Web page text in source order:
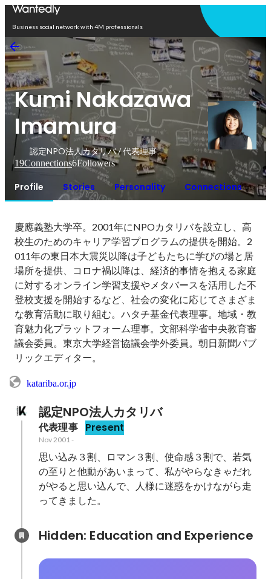
Business social network with 4M professionals
Kumi Nakazawa
Imamura
認定NPO法人カタリバ / 代表理事
19Connections6Followers
Profile Stories Personality Connections
慶應義塾大学卒。2001年にNPOカタリバを設立し、高
校生のためのキャリア学習プログラムの提供を開始。2
011年の東日本大震災以降は子どもたちに学びの場と居
場所を提供、コロナ禍以降は、経済的事情を抱える家庭
に対するオンライン学習支援やメタバースを活用した不
登校支援を開始するなど、社会の変化に応じてさまざま
な教育活動に取り組む。ハタチ基金代表理事。地域・教
育魅力化プラットフォーム理事。文部科学省中央教育審
議会委員。東京大学経営協議会学外委員。朝日新聞パブ
リックエディター。
katariba.or.jp
認定NPO法人カタリバ
代表理事 Present
Nov 2001-
思い込み３割、ロマン３割、使命感３割で、若気
の至りと他動があいまって、私がやらなきゃだれ
がやると思い込んで、人様に迷惑をかけながら走
ってきました。